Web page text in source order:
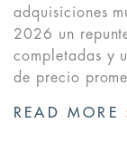
adquisiciones
2026 un
completadas y
de precio
READ MORE